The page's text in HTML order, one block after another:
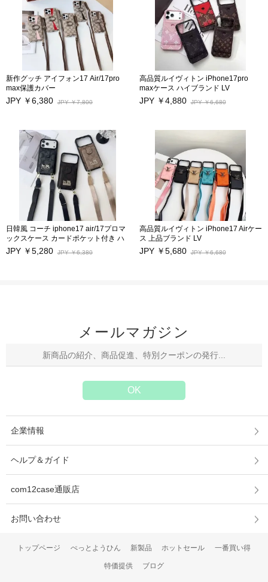
新作グッチ アイフォン17 Air/17pro
max保護カバー
iphone16 iphone16pro/ 16pro maxケ
ース カードポケット付き
プロ携帯カバー ストラップ付き Gucci
アイフォン14 Pro max 17スマホ保護
カバー 激安 iPhone13pro/13 Pro
max/12スマホケース 高品質
JPY ￥6,380 JPY ￥7,800
高品質ルイヴィトン iPhone17pro
maxケース ハイブランド LV
iPhone17/17Pro/17airスマホケース
性能抜群 カードポケット付き アイフ
iphone14Pro Max/13/13Pro 12Pro
Maxケース モノグラムビジネス風
JPY ￥4,880 JPY ￥6,680
日韓風 コーチ iphone17 air/17プロマ
ックスケース カードポケット付き ハ
イブランド Coach アイフォン17 16
pro max/15/14/13pro/12pro max保護
JPY ￥5,280 JPY ￥6,380
高品質ルイヴィトン iPhone17 Airケー
ス 上品ブランド LV
iPhone17/17Pro/17Pro Maxスマホケ
ース 性能抜群 カードポケット付き ア
JPY ￥5,680 JPY ￥6,680
メールマガジン
企業情報
ヘルプ＆ガイド
com12case通販店
お問い合わせ
トップページ ぺっとようひん 新製品 ホットセール 一番買い得
特価提供 ブログ